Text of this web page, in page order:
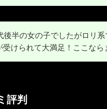
後半の女の子でしたがロリ
受けられて大満足！ここなら
評判